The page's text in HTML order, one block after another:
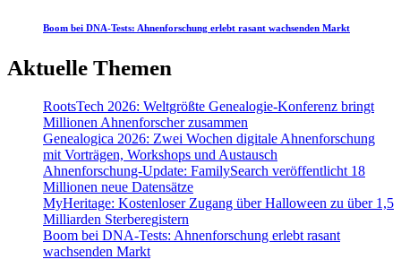
Boom bei DNA-Tests: Ahnenforschung erlebt rasant wachsenden Markt
Aktuelle Themen
RootsTech 2026: Weltgrößte Genealogie-Konferenz bringt
Millionen Ahnenforscher zusammen
Genealogica 2026: Zwei Wochen digitale Ahnenforschung
mit Vorträgen, Workshops und Austausch
Ahnenforschung-Update: FamilySearch veröffentlicht 18
Millionen neue Datensätze
MyHeritage: Kostenloser Zugang über Halloween zu über 1,5
Milliarden Sterberegistern
Boom bei DNA-Tests: Ahnenforschung erlebt rasant
wachsenden Markt